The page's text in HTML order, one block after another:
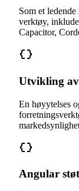
Som et
verktøy,
Capacitor,
Utvikling av
En høyytelses
Angular